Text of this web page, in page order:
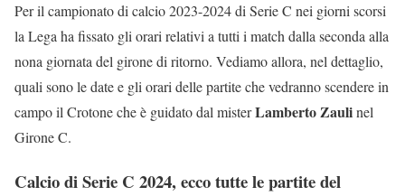
Per il campionato di calcio 2023-2024 di Serie C nei giorni scorsi
la Lega ha fissato gli orari relativi a tutti i match dalla seconda alla
nona giornata del girone di ritorno. Vediamo allora, nel dettaglio,
quali sono le date e gli orari delle partite che vedranno scendere in
campo il Crotone che è guidato dal misterLamberto Zaulinel
Girone C.
Calcio di Serie C 2024, ecco tutte le partite del